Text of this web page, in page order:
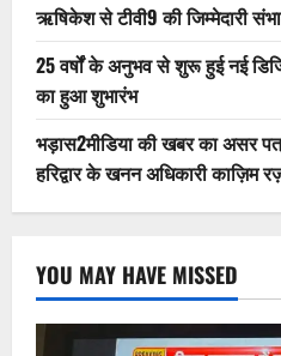
ऋषिकेश से टीवी9 की जिम्मेदारी
25 वर्षों के अनुभव से शुरू हुई नई
का हुआ शुभारंभ
भड़ास2मीडिया की खबर का असर
हरिद्वार के खनन अधिकारी काज़िम
YOU MAY HAVE MISSED